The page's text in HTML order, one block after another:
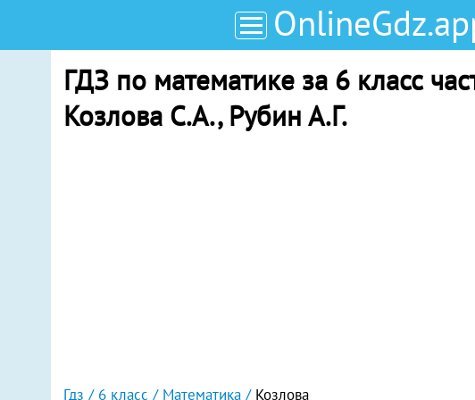
ГДЗ по математике за 6 класс
Козлова С.А., Рубин А.Г.
Гдз 6 класс Математика Козлова